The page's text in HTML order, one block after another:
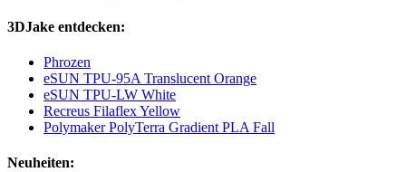
3DJake entdecken:
Phrozen
eSUN TPU-95A Translucent Orange
eSUN TPU-LW White
Recreus Filaflex Yellow
Polymaker PolyTerra Gradient PLA Fall
Neuheiten: